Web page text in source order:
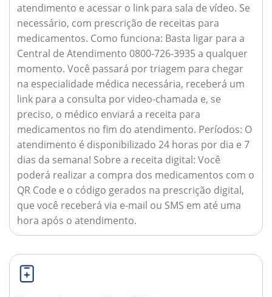
atendimento e acessar o link para sala de vídeo. Se
necessário, com prescrição de receitas para
medicamentos. Como funciona: Basta ligar para a
Central de Atendimento 0800-726-3935 a qualquer
momento. Você passará por triagem para chegar
na especialidade médica necessária, receberá um
link para a consulta por video-chamada e, se
preciso, o médico enviará a receita para
medicamentos no fim do atendimento. Períodos: O
atendimento é disponibilizado 24 horas por dia e 7
dias da semana! Sobre a receita digital: Você
poderá realizar a compra dos medicamentos com o
QR Code e o código gerados na prescrição digital,
que você receberá via e-mail ou SMS em até uma
hora após o atendimento.